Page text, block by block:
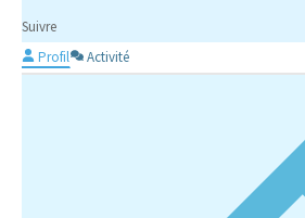
Suivre
Profil
Activité